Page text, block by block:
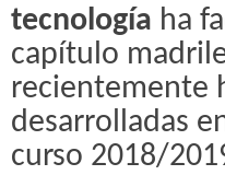
tecnología ha
capítulo
recientemente
desarrolladas
curso 2018/